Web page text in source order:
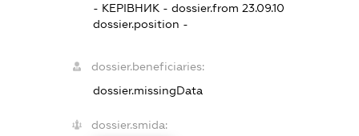
- КЕРІВНИК - dossier.from 23.09.10
dossier.position -
dossier.beneficiaries:
dossier.missingData
dossier.smida: